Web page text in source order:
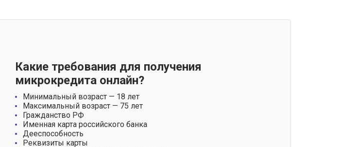
Какие требования для получения
микрокредита онлайн?
Минимальный возраст — 18 лет
Максимальный возраст — 75 лет
Гражданство РФ
Именная карта российского банка
Дееспособность
Реквизиты карты